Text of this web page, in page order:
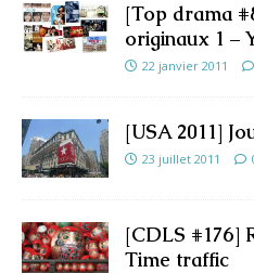
[Top drama
originaux 1 –
22 janvier 2011
[USA 2011]
23 juillet 2011
[CDLS #176]
Time traffic